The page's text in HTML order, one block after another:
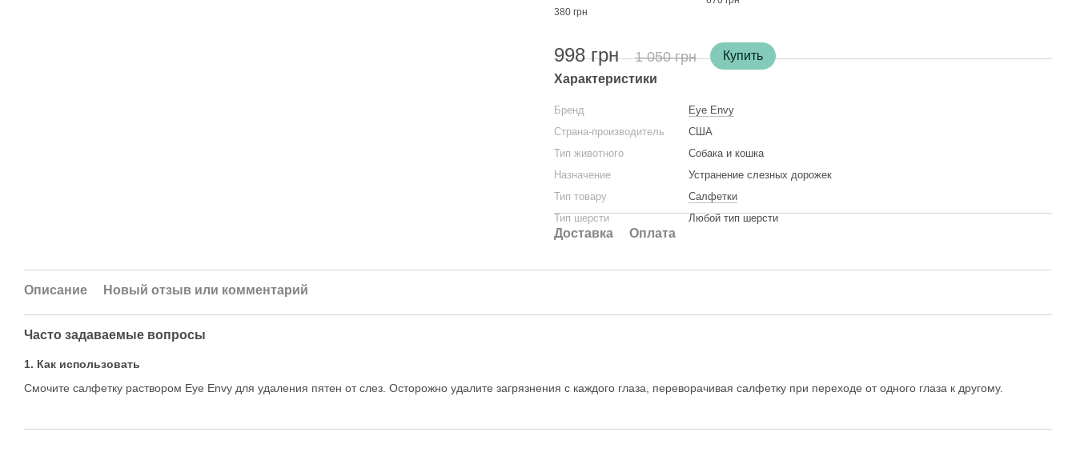
380 грн
998 грн 1 050 грн
Купить
Характеристики
Бренд
Eye Envy
Страна-производитель
США
Тип животного
Собака и кошка
Назначение
Устранение слезных дорожек
Тип товару
Салфетки
Тип шерсти
Любой тип шерсти
Доставка Оплата
Описание Новый отзыв или комментарий
Часто задаваемые вопросы
1. Как использовать
Смочите салфетку раствором Eye Envy для удаления пятен от слез. Осторожно удалите загрязнения с каждого глаза, переворачивая салфетку при переходе от одного глаза к другому.